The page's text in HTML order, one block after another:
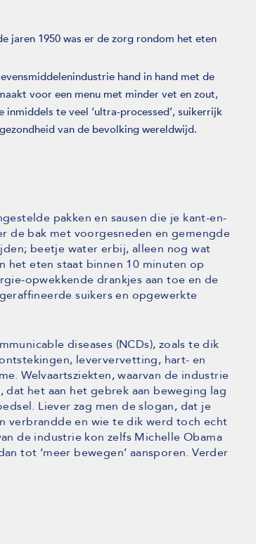
jaren 1950 was er de zorg rondom het eten
hand in hand met de
voor een menu met minder vet en zout,
te veel ‘ultra-processed’, suikerrijk
van de bevolking wereldwijd.
pakken en sausen die je kant-en-
de bak met voorgesneden en gemengde
beetje water erbij, alleen nog wat
het eten staat binnen 10 minuten op
opwekkende drankjes aan toe en de
suikers en opgewerkte
diseases (NCDs), zoals te dik
leververvetting, hart- en
Welvaartsziekten, waarvan de industrie
het aan het gebrek aan beweging lag
Liever zag men de slogan, dat je
verbrandde en wie te dik werd toch echt
de industrie kon zelfs Michelle Obama
tot ‘meer bewegen’ aansporen. Verder